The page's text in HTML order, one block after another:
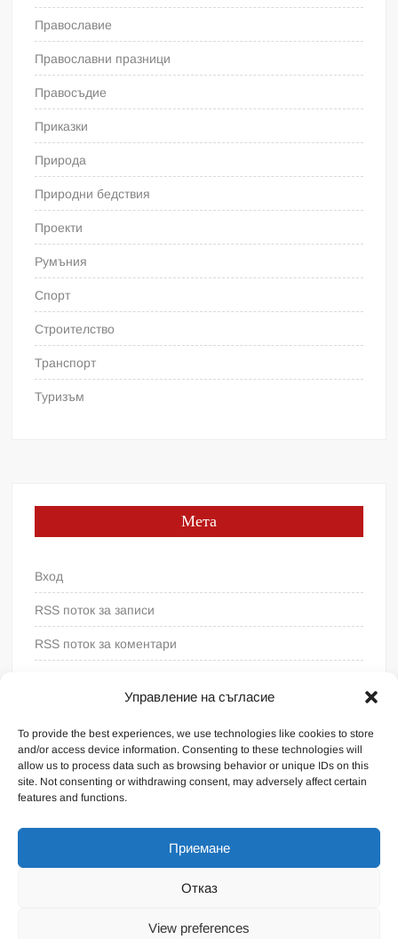
Управление на съгласие
To provide the best experiences, we use technologies like cookies to store
and/or access device information. Consenting to these technologies will
allow us to process data such as browsing behavior or unique IDs on this
site. Not consenting or withdrawing consent, may adversely affect certain
features and functions.
Приемане
Отказ
View preferences
Православие
Православни празници
Правосъдие
Приказки
Природа
Природни бедствия
Проекти
Румъния
Спорт
Строителство
Транспорт
Туризъм
Мета
Вход
RSS поток за записи
RSS поток за коментари
Proudly powered by WordPress |Theme: FreeNews